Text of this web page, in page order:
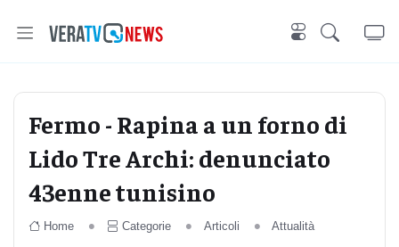
Fermo - Rapina a un forno di
Lido Tre Archi: denunciato
43enne tunisino
Home Categorie Articoli Attualità